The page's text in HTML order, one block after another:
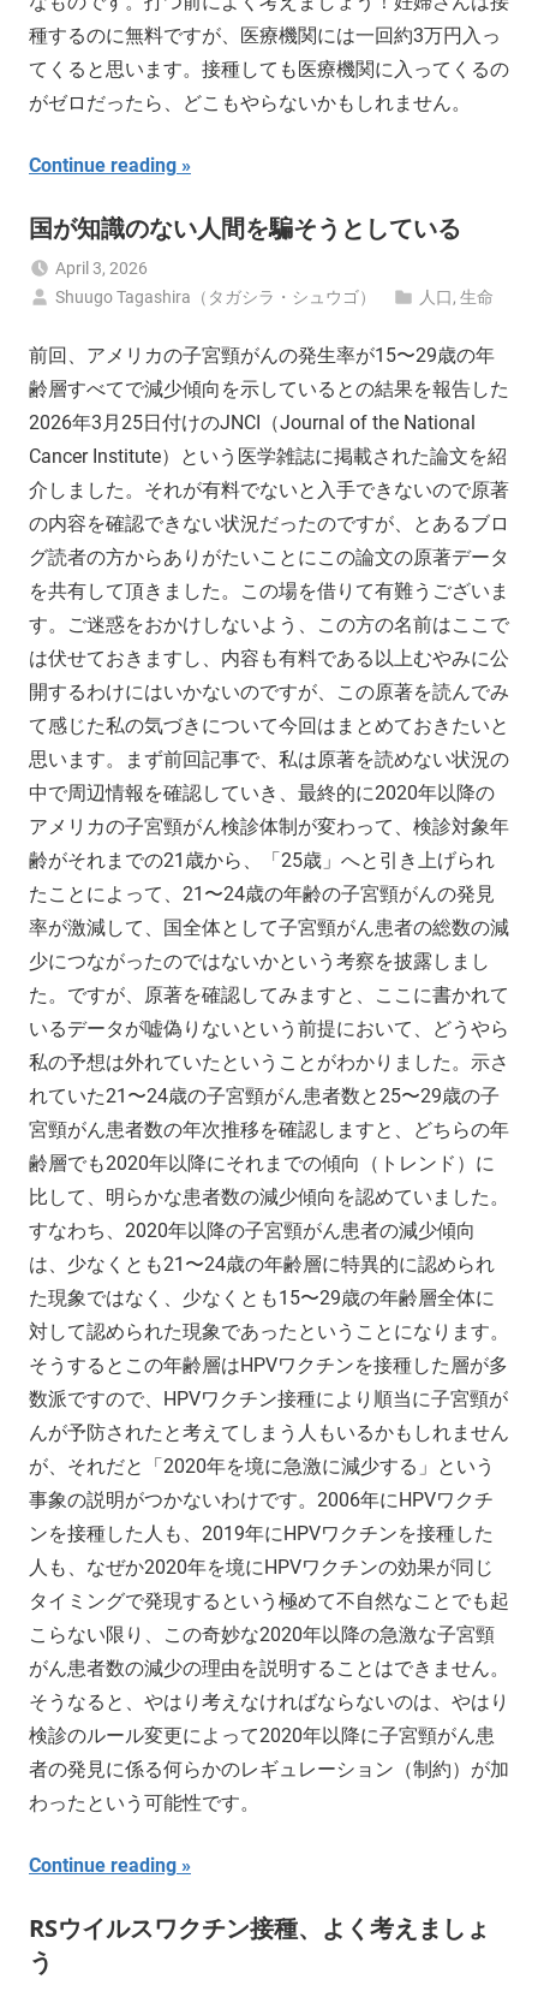
種するのに無料ですが、医療機関には一回約3万円入っ
てくると思います。接種しても医療機関に入ってくるの
がゼロだったら、どこもやらないかもしれません。
Continue reading
国が知識のない人間を騙そうとしている
April 3, 2026
Shuugo Tagashira（タガシラ・シュウゴ）
人口,生命
前回、アメリカの子宮頸がんの発生率が15〜29歳の年
齢層すべてで減少傾向を示しているとの結果を報告した
2026年3月25日付けのJNCI（Journal of the National
Cancer Institute）という医学雑誌に掲載された論文を紹
介しました。それが有料でないと入手できないので原著
の内容を確認できない状況だったのですが、とあるブロ
グ読者の方からありがたいことにこの論文の原著データ
を共有して頂きました。この場を借りて有難うございま
す。ご迷惑をおかけしないよう、この方の名前はここで
は伏せておきますし、内容も有料である以上むやみに公
開するわけにはいかないのですが、この原著を読んでみ
て感じた私の気づきについて今回はまとめておきたいと
思います。まず前回記事で、私は原著を読めない状況の
中で周辺情報を確認していき、最終的に2020年以降の
アメリカの子宮頸がん検診体制が変わって、検診対象年
齢がそれまでの21歳から、「25歳」へと引き上げられ
たことによって、21〜24歳の年齢の子宮頸がんの発見
率が激減して、国全体として子宮頸がん患者の総数の減
少につながったのではないかという考察を披露しまし
た。ですが、原著を確認してみますと、ここに書かれて
いるデータが嘘偽りないという前提において、どうやら
私の予想は外れていたということがわかりました。示さ
れていた21〜24歳の子宮頸がん患者数と25〜29歳の子
宮頸がん患者数の年次推移を確認しますと、どちらの年
齢層でも2020年以降にそれまでの傾向（トレンド）に
比して、明らかな患者数の減少傾向を認めていました。
すなわち、2020年以降の子宮頸がん患者の減少傾向
は、少なくとも21〜24歳の年齢層に特異的に認められ
た現象ではなく、少なくとも15〜29歳の年齢層全体に
対して認められた現象であったということになります。
そうするとこの年齢層はHPVワクチンを接種した層が多
数派ですので、HPVワクチン接種により順当に子宮頸が
んが予防されたと考えてしまう人もいるかもしれません
が、それだと「2020年を境に急激に減少する」という
事象の説明がつかないわけです。2006年にHPVワクチ
ンを接種した人も、2019年にHPVワクチンを接種した
人も、なぜか2020年を境にHPVワクチンの効果が同じ
タイミングで発現するという極めて不自然なことでも起
こらない限り、この奇妙な2020年以降の急激な子宮頸
がん患者数の減少の理由を説明することはできません。
そうなると、やはり考えなければならないのは、やはり
検診のルール変更によって2020年以降に子宮頸がん患
者の発見に係る何らかのレギュレーション（制約）が加
わったという可能性です。
Continue reading
RSウイルスワクチン接種、よく考えましょ
う